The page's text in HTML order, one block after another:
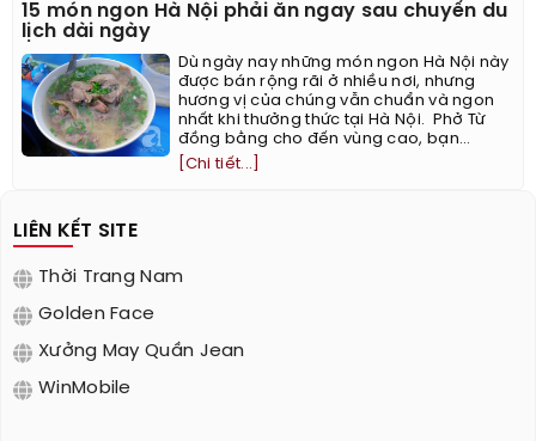
15 món ngon Hà Nội phải ăn ngay sau chuyến du
lịch dài ngày
Dù ngày nay những món ngon Hà Nội này
được bán rộng rãi ở nhiều nơi, nhưng
hương vị của chúng vẫn chuẩn và ngon
nhất khi thưởng thức tại Hà Nội. ​ Phở Từ
đồng bằng cho đến vùng cao, bạn...
[Chi tiết...]
LIÊN KẾT SITE
Thời Trang Nam
Golden Face
Xưởng May Quần Jean
WinMobile